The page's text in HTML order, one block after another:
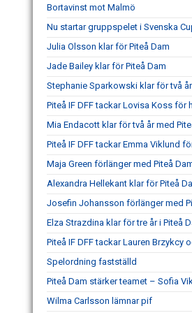
Bortavinst mot Malmö
Nu startar gruppspelet i Svenska
Julia Olsson klar för Piteå Dam
Jade Bailey klar för Piteå Dam
Stephanie Sparkowski klar för två
Piteå IF DFF tackar Lovisa Koss för
Mia Endacott klar för två år med
Piteå IF DFF tackar Emma Viklund
Maja Green förlänger med Piteå
Alexandra Hellekant klar för Piteå
Josefin Johansson förlänger med
Elza Strazdina klar för tre år i Piteå
Piteå IF DFF tackar Lauren Brzykcy
Spelordning fastställd
Piteå Dam stärker teamet – Sofia
Wilma Carlsson lämnar pif